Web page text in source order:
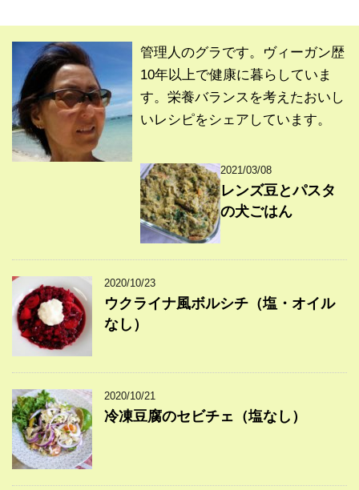
管理人のグラです。ヴィーガン歴
10年以上で健康に暮らしていま
す。栄養バランスを考えたおいし
いレシピをシェアしています。
2021/03/08
レンズ豆とパスタ
の犬ごはん
2020/10/23
ウクライナ風ボルシチ（塩・オイル
なし）
2020/10/21
冷凍豆腐のセビチェ（塩なし）